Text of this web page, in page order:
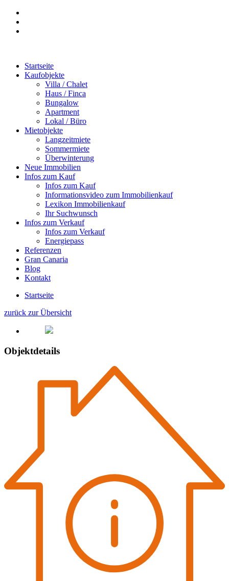
Startseite
Kaufobjekte
Villa / Chalet
Haus / Finca
Bungalow
Apartment
Lokal / Büro
Mietobjekte
Langzeitmiete
Sommermiete
Überwinterung
Neue Immobilien
Infos zum Kauf
Infos zum Kauf
Informationsvideo zum Immobilienkauf
Lexikon Immobilienkauf
Ihr Suchwunsch
Infos zum Verkauf
Infos zum Verkauf
Energiepass
Referenzen
Gran Canaria
Blog
Kontakt
Startseite
zurück zur Übersicht
Objektdetails